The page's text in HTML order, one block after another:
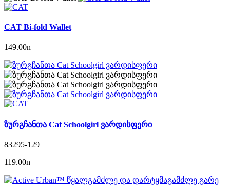
CAT Bi-fold Wallet
149.00n
ზურგჩანთა Cat Schoolgirl ვარდისფერი
83295-129
119.00n